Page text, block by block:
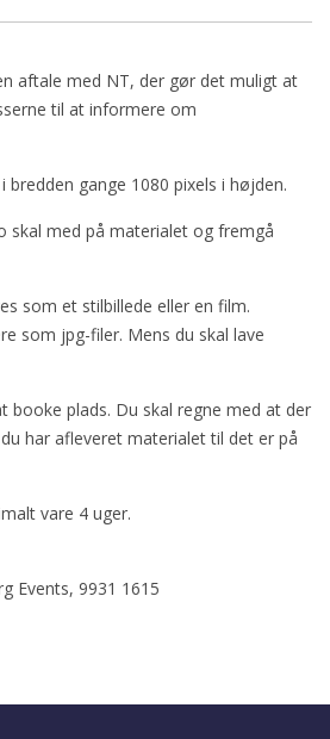
aftale med NT, der gør det muligt at
til at informere om
bredden gange 1080 pixels i højden.
skal med på materialet og fremgå
som et stilbillede eller en film.
som jpg-filer. Mens du skal lave
booke plads. Du skal regne med at der
har afleveret materialet til det er på
vare 4 uger.
Events, 9931 1615